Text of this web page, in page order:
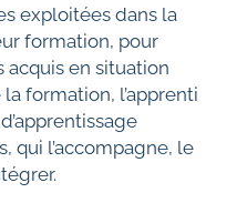
exploitées dans la
formation, pour
en situation
formation, l’apprenti
qui l’accompagne, le